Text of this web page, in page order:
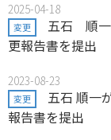
2025-04-18
変更
五石 順一
更報告書を提出
2023-08-23
変更
五石 順一
報告書を提出